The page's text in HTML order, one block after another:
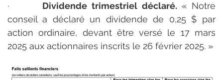
· Dividende trimestriel déclaré. « Notre
conseil a déclaré un dividende de 0,25 $ par
action ordinaire, devant être versé le 17 mars
2025 aux actionnaires inscrits le 26 février 2025. »